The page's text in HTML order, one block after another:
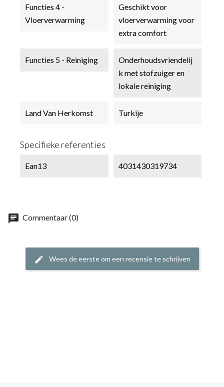
Functies 4 -
Vloerverwarming
Geschikt voor
vloerverwarming voor
extra comfort
Functies 5 - Reiniging
Onderhoudsvriendelij
k met stofzuiger en
lokale reiniging
Land Van Herkomst Turkije
Specifieke referenties
Ean13 4031430319734
chat Commentaar (0)
edit Wees de eerste om een recensie te schrijven